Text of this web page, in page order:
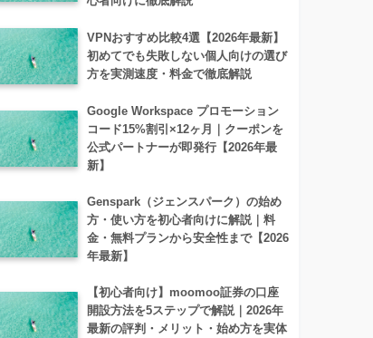
VPNおすすめ比較4選【2026年最新】
初めてでも失敗しない個人向けの選び
方を実測速度・料金で徹底解説
Google Workspace プロモーション
コード15%割引×12ヶ月｜クーポンを
公式パートナーが即発行【2026年最
新】
Genspark（ジェンスパーク）の始め
方・使い方を初心者向けに解説｜料
金・無料プランから安全性まで【2026
年最新】
【初心者向け】moomoo証券の口座
開設方法を5ステップで解説｜2026年
最新の評判・メリット・始め方を実体